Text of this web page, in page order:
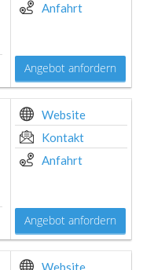
Anfahrt
Angebot anfordern
Website
Kontakt
Anfahrt
Angebot anfordern
Website